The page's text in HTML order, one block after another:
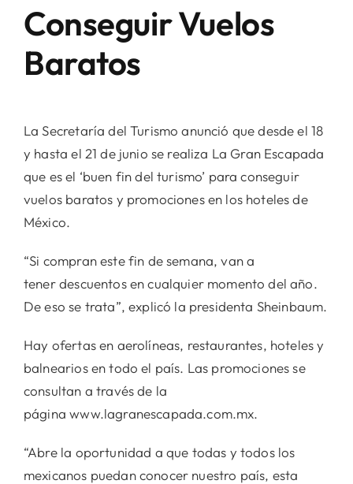
Conseguir Vuelos
Baratos
La Secretaría del Turismo anunció que desde el 18
y hasta el 21 de junio se realiza La Gran Escapada
que es el ‘buen fin del turismo’ para conseguir
vuelos baratos y promociones en los hoteles de
México.
“Si compran este fin de semana, van a
tener descuentos en cualquier momento del año.
De eso se trata”, explicó la presidenta Sheinbaum.
Hay ofertas en aerolíneas, restaurantes, hoteles y
balnearios en todo el país. Las promociones se
consultan a través de la
página www.lagranescapada.com.mx.
“Abre la oportunidad a que todas y todos los
mexicanos puedan conocer nuestro país, esta